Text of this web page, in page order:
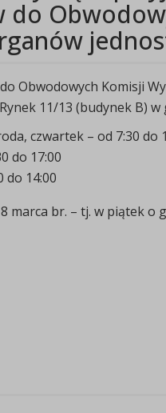
do
Obwodowych Komisji
11/13 (budynek B)
czwartek – od 7:30 do
do 17:00
do 14:00
marca br. – tj. w piątek o